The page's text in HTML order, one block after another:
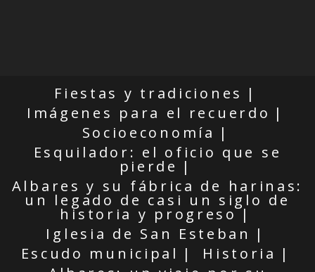
Fiestas y tradiciones
Imágenes para el recuerdo
Socioeconomía
Esquilador: el oficio que se
pierde
Albares y su fábrica de harinas:
un legado de casi un siglo de
historia y progreso
Iglesia de San Esteban
Escudo municipal
Historia